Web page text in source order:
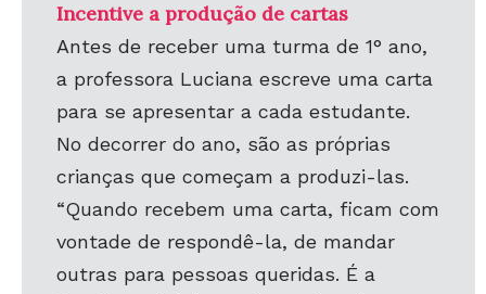
Incentive a produção de cartas
Antes de receber uma turma de 1° ano,
a professora Luciana escreve uma carta
para se apresentar a cada estudante.
No decorrer do ano, são as próprias
crianças que começam a produzi-las.
“Quando recebem uma carta, ficam com
vontade de respondê-la, de mandar
outras para pessoas queridas. É a